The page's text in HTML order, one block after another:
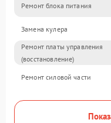
Ремонт блока питания
Замена кулера
Ремонт платы управления
(восстановление)
Ремонт силовой части